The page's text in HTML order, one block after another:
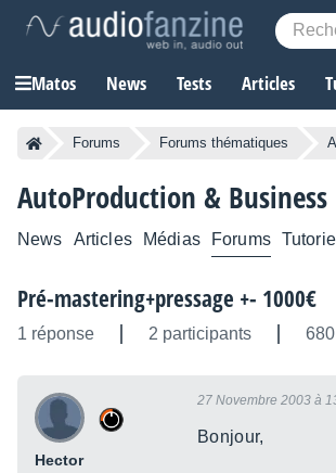
Matos News Tests Articles
Forums Forums thématiques
AutoProduction & Business
News Articles Médias Forums
Pré-mastering+pressage +- 1000€
1 réponse 2 participants
Hector
27 Novembre 2003 à
Bonjour,